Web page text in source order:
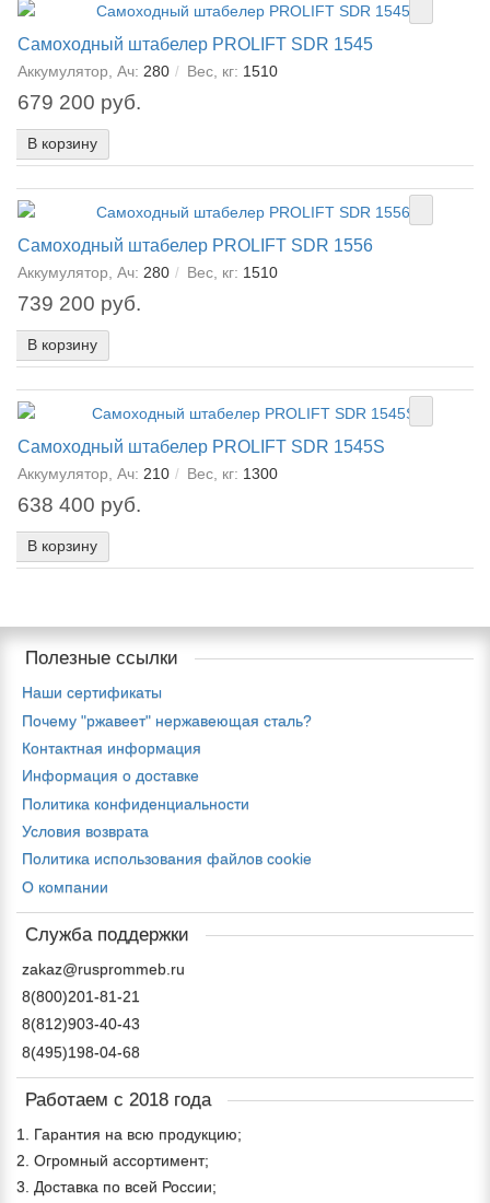
Самоходный штабелер PROLIFT SDR 1545
Аккумулятор, Ач: 280 Вес, кг: 1510
679 200 руб.
В корзину
Самоходный штабелер PROLIFT SDR 1556
Аккумулятор, Ач: 280 Вес, кг: 1510
739 200 руб.
В корзину
Самоходный штабелер PROLIFT SDR 1545S
Аккумулятор, Ач: 210 Вес, кг: 1300
638 400 руб.
В корзину
Полезные ссылки
Наши сертификаты
Почему "ржавеет" нержавеющая сталь?
Контактная информация
Информация о доставке
Политика конфиденциальности
Условия возврата
Политика использования файлов cookie
О компании
Служба поддержки
zakaz@rusprommeb.ru
8(800)201-81-21
8(812)903-40-43
8(495)198-04-68
Работаем с 2018 года
1. Гарантия на всю продукцию;
2. Огромный ассортимент;
3. Доставка по всей России;